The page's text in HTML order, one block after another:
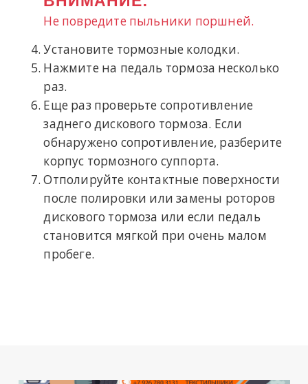
Не повредите пыльники поршней.
Установите тормозные колодки.
Нажмите на педаль тормоза несколько
раз.
Еще раз проверьте сопротивление
заднего дискового тормоза. Если
обнаружено сопротивление, разберите
корпус тормозного суппорта.
Отполируйте контактные поверхности
после полировки или замены роторов
дискового тормоза или если педаль
становится мягкой при очень малом
пробеге.